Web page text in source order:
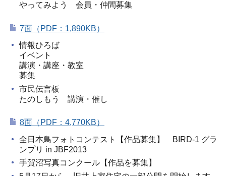
やってみよう 会員・仲間募集
7面（PDF：1,890KB）
情報ひろば
イベント
講演・講座・教室
募集
市民伝言板
たのしもう 講演・催し
8面（PDF：4,770KB）
全日本鳥フォトコンテスト【作品募集】 BIRD-1 グラ
ンプリ in JBF2013
手賀沼写真コンクール【作品を募集】